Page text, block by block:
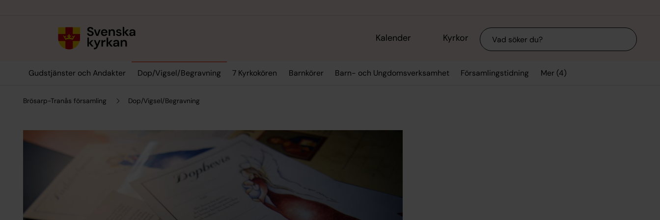
Kalender Kyrkor Sök
Gudstjänster och Andakter Dop/Vigsel/Begravning 7 Kyrkokören Barnkörer Barn- och Ungdomsverksamhet Församlingstidning Mer (4)
Brösarp-Tranås församling Dop/Vigsel/Begravning